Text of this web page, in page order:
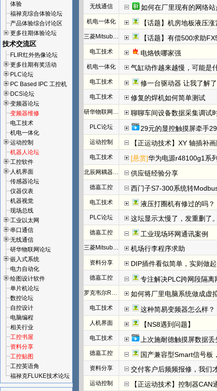
体验
福禄克综合体验论坛
产品体验综合讨论区
更多往期体验论坛
技术交流区
FLIR红外热像论坛
更多往期有奖活动
PLC论坛
PC Based IPC 工控机
DCS论坛
变频器论坛
变频器维修
电工技术
机电一体化
运动控制
机器人论坛
工控软件
人机界面
传感器论坛
仪器仪表
机器视觉
现场总线
工业以太网
串口通信
无线通信
研华物联网论坛
嵌入式系统
电力自动化
绘图设计软件
单片机论坛
数控论坛
自控设计
电脑编程
相关行业
工控书屋
资料分享
工控贴图
工控英语角
福禄克FLUKE技术论坛
无线通信 如何在厂里现有的网络
机电一体化 【话题】机房地板液压
三菱Mitsubishi 【话题】有偿500求助
电工技术 电烙铁哪家强
机电一体化 气缸动作越来越慢，可能是
电工技术 修一台驱动器 让我了解
电工技术 修复的焊机如何简单测试
研华物联网论坛 聊聊车间设备数据采集调试
PLC论坛 29元的显控触摸屏牵手
运动控制 【正运动技术】XY 轴插补
电工技术 [悬赏]华为电源r48100g1系
北辰网耦器与分布式 I/O 一体机体 供应链经验分享
德嘉工控 西门子S7-300系统转
电工技术 液压打圈机有修过的吗？
PLC论坛 这坛显示太慢了，发重删了
德嘉工控 工业现场环网通讯案例
三菱Mitsubishi 机场行李程序求助
资料分享 DIP插件看似简单，实则做
德嘉工控 专注解决PLC跨网段隔离
罗克韦尔Rockwell(AB) 如何将厂里电脑系统做成虚
电工技术 这种简易变频器怎么样？
人机界面 【NS8遇到问题】
电工技术 上次施耐德触摸屏数据丢
德嘉工控 国产兼容型Smart信号板，通
资料分享 交付客户后频频报修，我们才
运动控制 【正运动技术】控制器